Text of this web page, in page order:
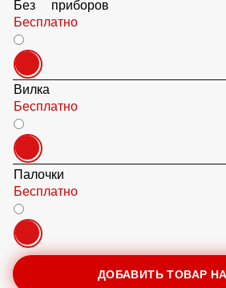
Приборы
Без приборов
Бесплатно
Вилка
Бесплатно
Палочки
Бесплатно
ДОБАВИТЬ ТОВАР НА